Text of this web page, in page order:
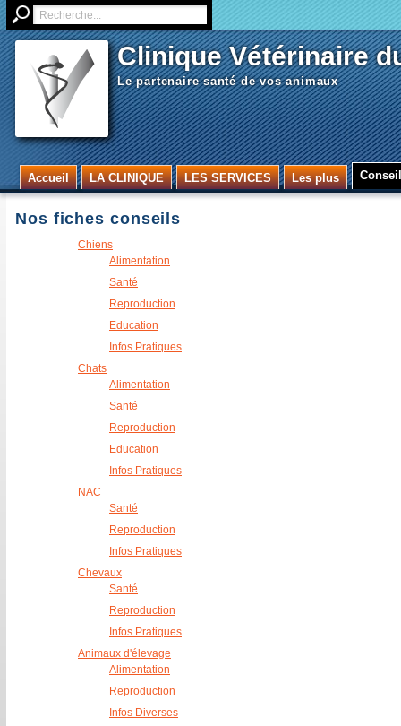
Clinique Vétérinaire
Le partenaire santé de vos animaux
Accueil LA CLINIQUE LES SERVICES Les plus
Nos fiches conseils
Chiens
Alimentation
Santé
Reproduction
Education
Infos Pratiques
Chats
Alimentation
Santé
Reproduction
Education
Infos Pratiques
NAC
Santé
Reproduction
Infos Pratiques
Chevaux
Santé
Reproduction
Infos Pratiques
Animaux d'élevage
Alimentation
Reproduction
Infos Diverses